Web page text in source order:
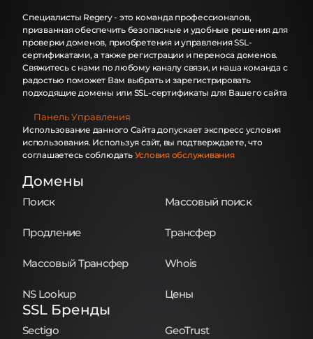
Специалисты Regery - это команда профессионалов,
призванная обеспечить безопасные и удобные решения для
проверки доменов, приобретения и управления SSL-
сертификатами, а также регистрации и переноса доменов.
Свяжитесь с нами по любому каналу связи, и наша команда с
радостью поможет Вам выбрать и зарегистрировать
подходящие домены или SSL-сертификаты для Вашего сайта
Панель Управления
Использование данного Сайта допускает экспресс условия
использования. Используя сайт, вы подтверждаете, что
соглашаетесь соблюдать Условия обслуживания
Домены
Поиск Массовый поиск
Продление Трансфер
Массовый Трансфер Whois
NS Lookup Цены
SSL Бренды
Sectigo GeoTrust